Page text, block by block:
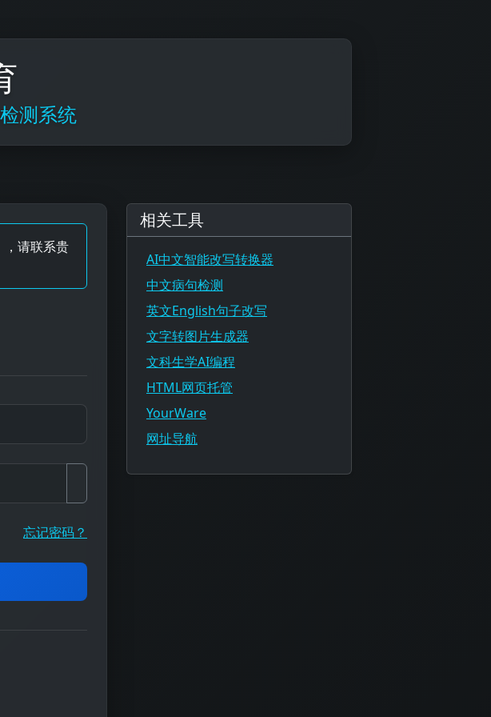
测系统
，请联系贵
忘记密码？
相关工具
AI中文智能改写转换器
中文病句检测
英文English句子改写
文字转图片生成器
文科生学AI编程
HTML网页托管
YourWare
网址导航